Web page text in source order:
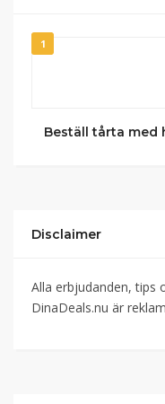
1
Beställ tårta med
Disclaimer
Alla erbjudanden, tips
DinaDeals.nu är